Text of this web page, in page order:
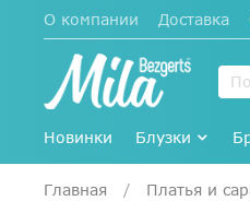
О компании Доставка
Новинки Блузки
Главная Платья и